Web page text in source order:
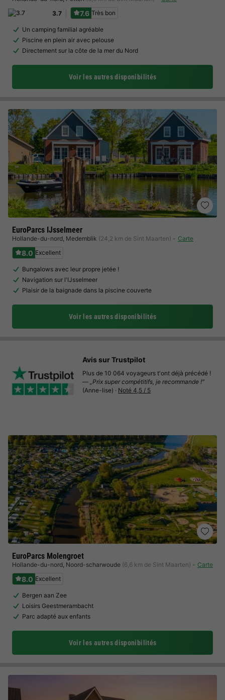
3.7
7.6 Très bon
Un camping familial agréable
Piscine en plein air avec pelouse
Directement sur la côte de la mer du Nord
Voir les autres disponibilités
EuroParcs IJsselmeer
Hollande-du-nord, Medemblik (24,2 km de Sint Maarten) Carte
8.0 Excellent
Bungalows avec leur propre jetée !
Navigation sur l'IJsselmeer
Plaisir de la baignade dans la piscine couverte
Voir les autres disponibilités
EuroParcs Molengroet
Hollande-du-nord, Noord-scharwoude (6,6 km de Sint Maarten) Carte
8.0 Excellent
Bergen aan Zee
Loisirs Geestmerambacht
Parc adapté aux enfants
Voir les autres disponibilités
Avis sur Trustpilot
Plus de 10 064 voyageurs t'ont déjà précédé !
— „Prix super compétitifs, je recommande !"
(Anne-lise) · Noté 4,5 / 5